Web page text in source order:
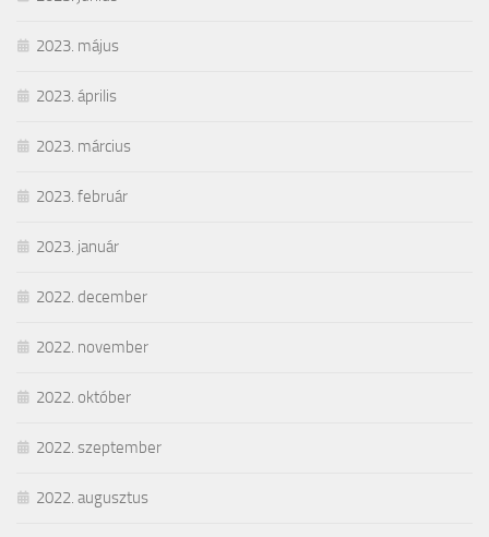
2023. május
2023. április
2023. március
2023. február
2023. január
2022. december
2022. november
2022. október
2022. szeptember
2022. augusztus